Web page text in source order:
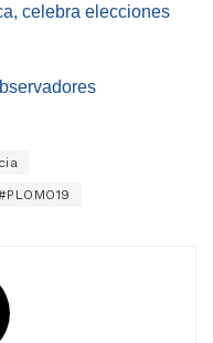
celebra elecciones